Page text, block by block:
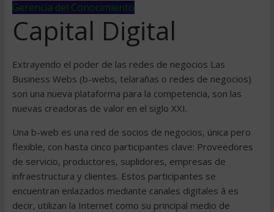
Gerencia del Conocimiento
Capital Digital
Extrayendo el poder de las redes de negocios Las
Business Webs (b-webs, telarañas o redes de negocios)
son una nueva plataforma para la competencia, son las
nuevas creadoras de valor en el siglo XXI.
Una b-web es una red de socios de negocios, única pero
flexible, con hasta cinco participantes clave: Proveedores
de servicio, productores, suplidores, empresas de
infraestructura y clientes. Estos participantes se
encuentran enlazados mediante canales digitales â es
decir, utilizan la Internet como su principal medio de